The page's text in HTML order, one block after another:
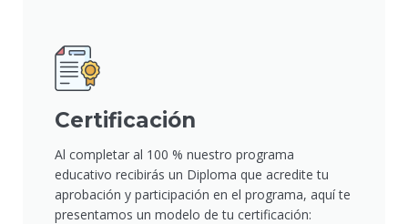
Certificación
Al completar al 100 % nuestro programa
educativo recibirás un Diploma que acredite tu
aprobación y participación en el programa, aquí te
presentamos un modelo de tu certificación: